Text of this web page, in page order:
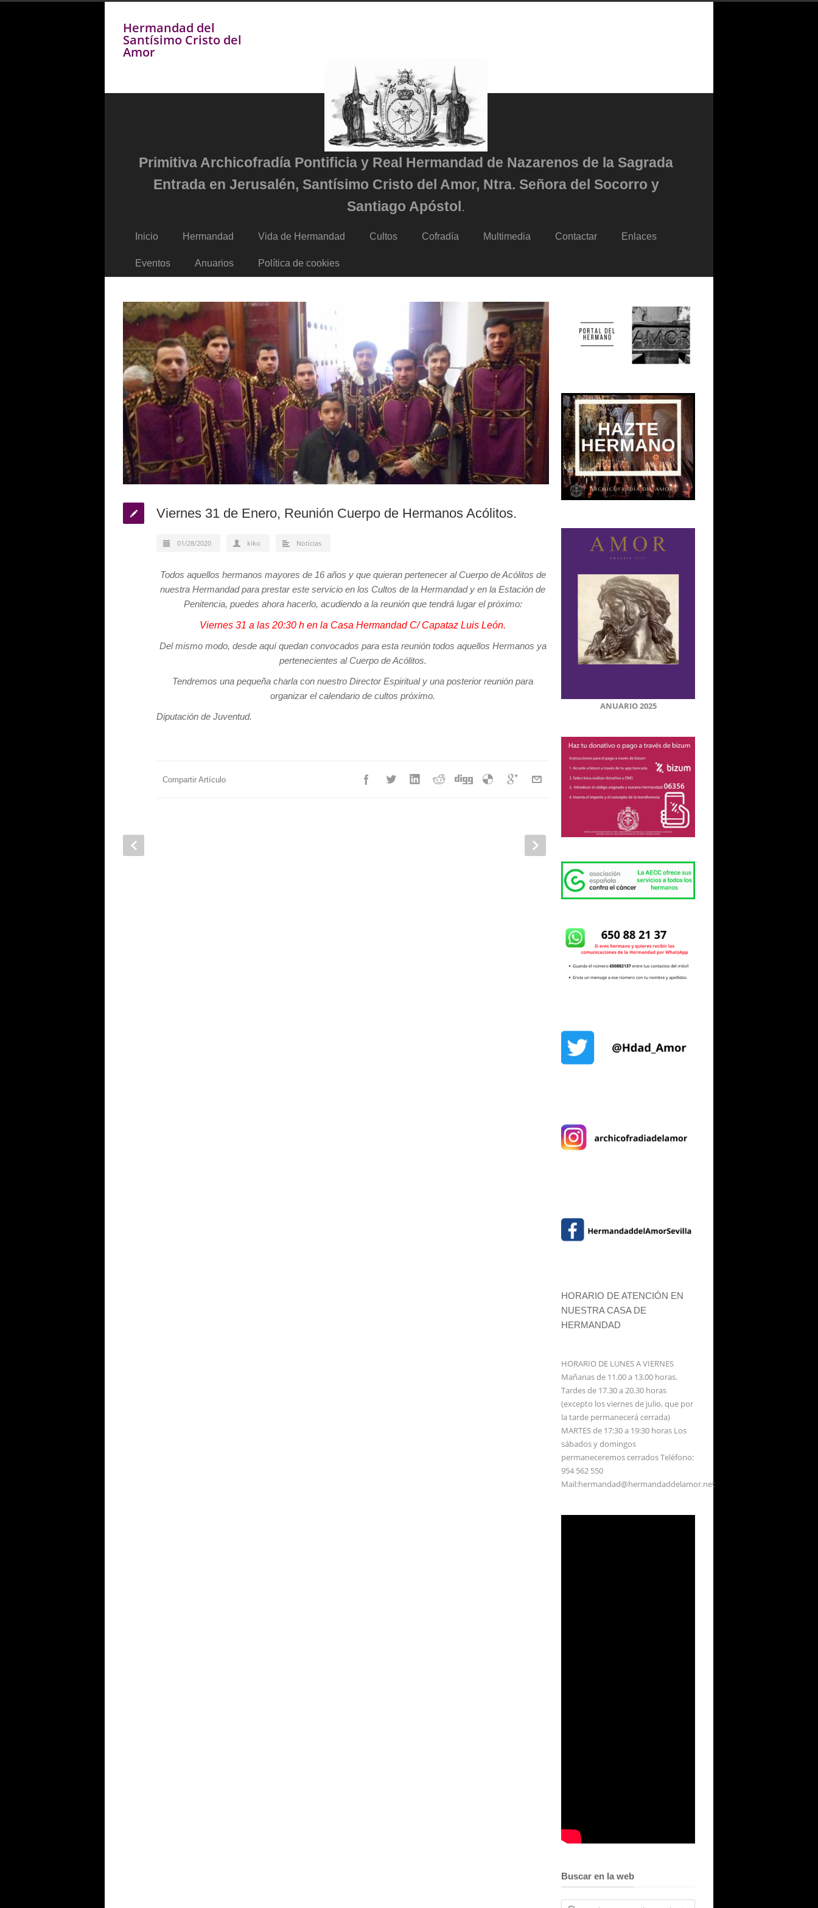
Hermandad del
Santísimo Cristo del
Amor
Primitiva Archicofradía Pontificia y Real Hermandad de Nazarenos de la Sagrada
Entrada en Jerusalén, Santísimo Cristo del Amor, Ntra. Señora del Socorro y
Santiago Apóstol.
Inicio Hermandad Vida de Hermandad Cultos Cofradía Multimedia Contactar Enlaces
Eventos Anuarios Política de cookies
Viernes 31 de Enero, Reunión Cuerpo de Hermanos Acólitos.
01/28/2020 kiko Noticias
Todos aquellos hermanos mayores de 16 años y que quieran pertenecer al Cuerpo de Acólitos de
nuestra Hermandad para prestar este servicio en los Cultos de la Hermandad y en la Estación de
Penitencia, puedes ahora hacerlo, acudiendo a la reunión que tendrá lugar el próximo:
Viernes 31 a las 20:30 h en la Casa Hermandad C/ Capataz Luis León.
Del mismo modo, desde aquí quedan convocados para esta reunión todos aquellos Hermanos ya
pertenecientes al Cuerpo de Acólitos.
Tendremos una pequeña charla con nuestro Director Espiritual y una posterior reunión para
organizar el calendario de cultos próximo.
Diputación de Juventud.
Compartir Artículo
ANUARIO 2025
HORARIO DE ATENCIÓN EN
NUESTRA CASA DE
HERMANDAD
HORARIO DE LUNES A VIERNES
Mañanas de 11.00 a 13.00 horas.
Tardes de 17.30 a 20.30 horas
(excepto los viernes de julio, que por
la tarde permanecerá cerrada)
MARTES de 17:30 a 19:30 horas Los
sábados y domingos
permaneceremos cerrados Teléfono:
954 562 550
Mail:hermandad@hermandaddelamor.net
Buscar en la web